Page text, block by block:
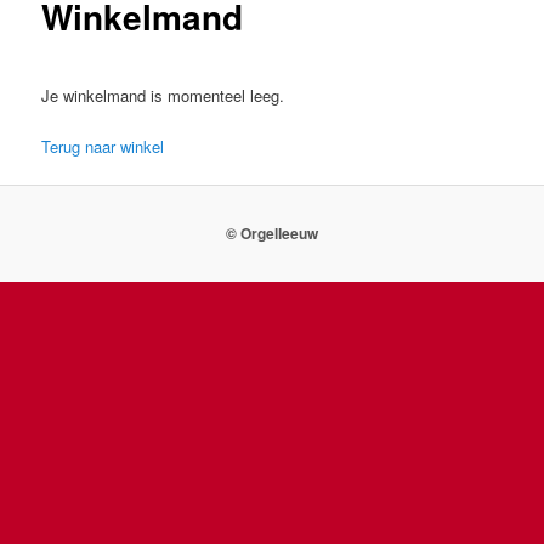
Winkelmand
Je winkelmand is momenteel leeg.
Terug naar winkel
© Orgelleeuw